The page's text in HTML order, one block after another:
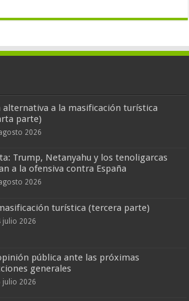
alternativa a la masificación turística
parte)
2026
Trump, Netanyahu y los tenoligarcas
a la ofensiva contra España
2026
turística (tercera parte)
julio 2026
pública ante las próximas
generales
julio 2026